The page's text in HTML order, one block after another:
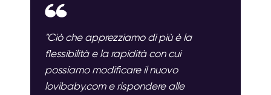
"Ciò che apprezziamo di più è la
flessibilità e la rapidità con cui
possiamo modificare il nuovo
lovibaby.com e rispondere alle